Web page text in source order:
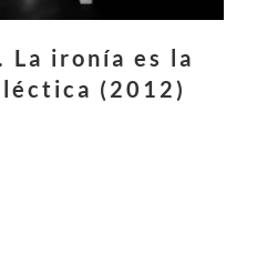
La ironía es la
(2012)